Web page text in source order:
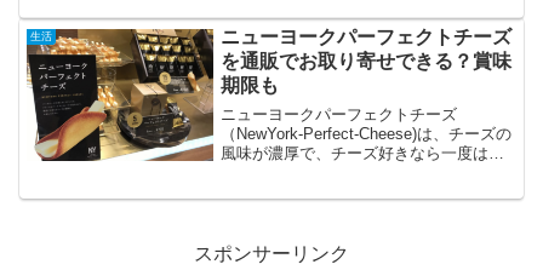
「中国製」のものもあれば「インド製」
のものもありました。ユ...
生活
ニューヨークパーフェクトチーズ
を通販でお取り寄せできる？賞味
期限も
ニューヨークパーフェクトチーズ
（NewYork-Perfect-Cheese)は、チーズの
風味が濃厚で、チーズ好きなら一度は食
スポンサーリンク